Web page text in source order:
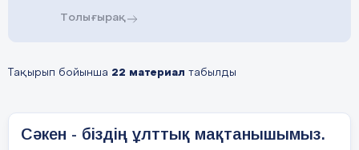
Толығырақ
Тақырып бойынша 22 материал табылды
Сәкен - біздің ұлттық мақтанышымыз.